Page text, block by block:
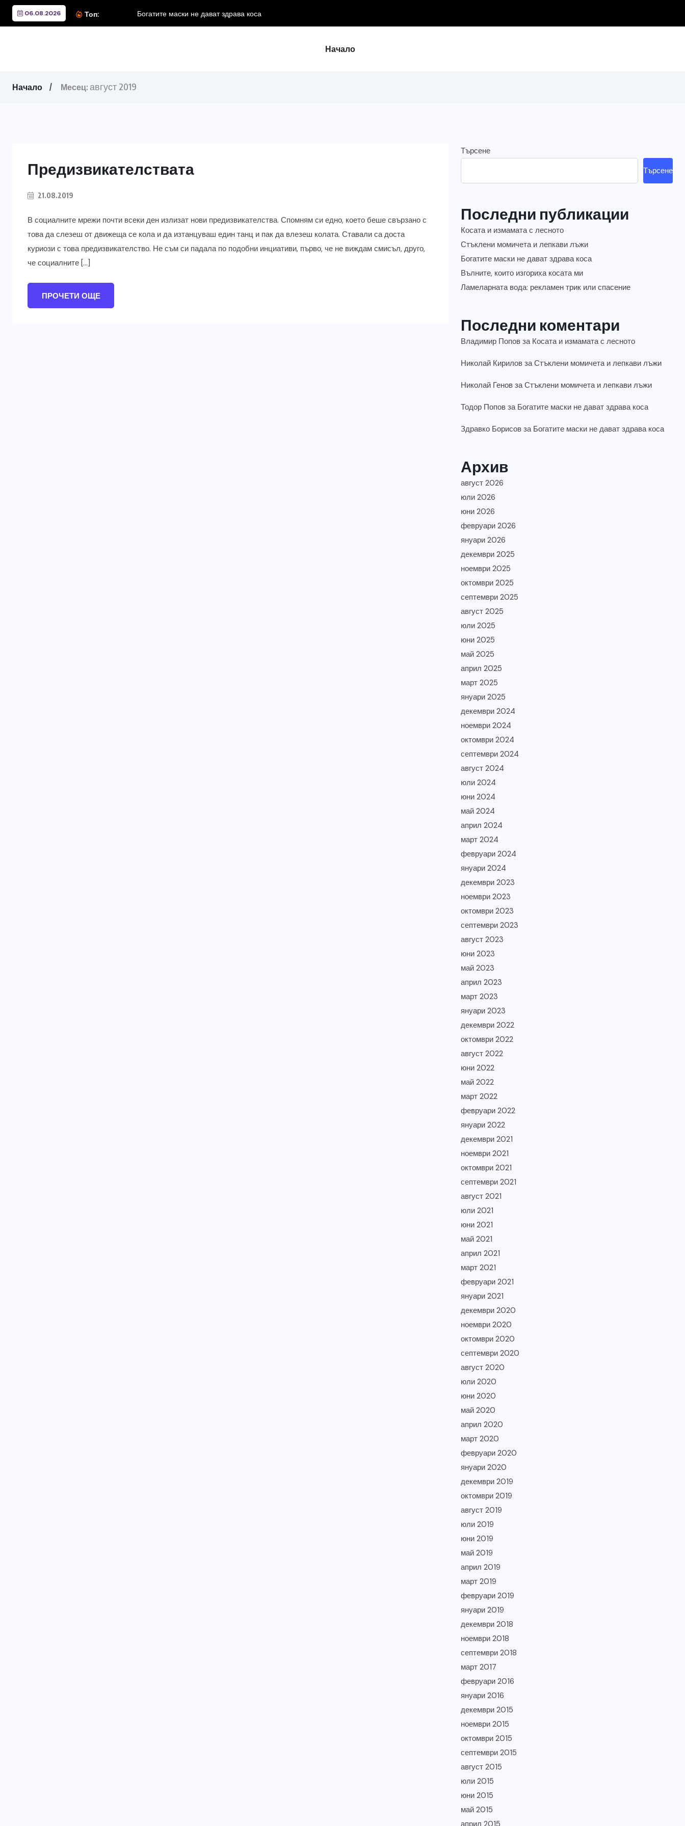
06.08.2026 Топ:
Начало
Начало Месец: август 2019
Предизвикателствата
21.08.2019
В социалните мрежи почти всеки ден излизат нови предизвикателства. Спомням си едно, което беше свързано с
това да слезеш от движеща се кола и да изтанцуваш един танц и пак да влезеш колата. Ставали са доста
куриози с това предизвикателство. Не съм си падала по подобни инциативи, първо, че не виждам смисъл, друго,
че социалните […]
ПРОЧЕТИ ОЩЕ
Търсене
Търсене
Последни публикации
Косата и измамата с лесното
Стъклени момичета и лепкави лъжи
Богатите маски не дават здрава коса
Вълните, които изгориха косата ми
Ламеларната вода: рекламен трик или спасение
Последни коментари
Владимир Попов за Косата и измамата с лесното
Николай Кирилов заСтъклени момичета и лепкави лъжи
Николай Генов заСтъклени момичета и лепкави лъжи
Тодор Попов за Богатите маски не дават здрава коса
Здравко Борисов за Богатите маски не дават здрава коса
Архив
август 2026
юли 2026
юни 2026
февруари 2026
януари 2026
декември 2025
ноември 2025
октомври 2025
септември 2025
август 2025
юли 2025
юни 2025
май 2025
април 2025
март 2025
януари 2025
декември 2024
ноември 2024
октомври 2024
септември 2024
август 2024
юли 2024
юни 2024
май 2024
април 2024
март 2024
февруари 2024
януари 2024
декември 2023
ноември 2023
октомври 2023
септември 2023
август 2023
юни 2023
май 2023
април 2023
март 2023
януари 2023
декември 2022
октомври 2022
август 2022
юни 2022
май 2022
март 2022
февруари 2022
януари 2022
декември 2021
ноември 2021
октомври 2021
септември 2021
август 2021
юли 2021
юни 2021
май 2021
април 2021
март 2021
февруари 2021
януари 2021
декември 2020
ноември 2020
октомври 2020
септември 2020
август 2020
юли 2020
юни 2020
май 2020
април 2020
март 2020
февруари 2020
януари 2020
декември 2019
октомври 2019
август 2019
юли 2019
юни 2019
май 2019
април 2019
март 2019
февруари 2019
януари 2019
декември 2018
ноември 2018
септември 2018
март 2017
февруари 2016
януари 2016
декември 2015
ноември 2015
октомври 2015
септември 2015
август 2015
юли 2015
юни 2015
май 2015
април 2015